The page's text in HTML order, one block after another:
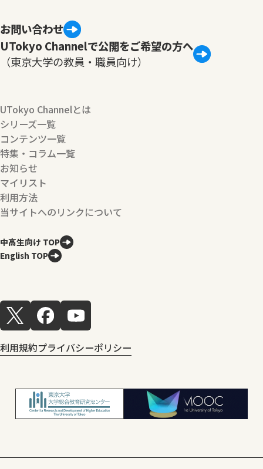
お問い合わせ
UTokyo Channelで公開をご希望の方へ
（東京大学の教員・職員向け）
UTokyo Channelとは
シリーズ一覧
コンテンツ一覧
特集・コラム一覧
お知らせ
マイリスト
利用方法
当サイトへのリンクについて
中高生向け TOP
English TOP
利用規約プライバシーポリシー